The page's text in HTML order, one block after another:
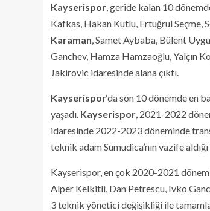
Kayserispor , geride kalan 10
Kafkas, Hakan Kutlu, Ertuğrul Seçme,
Karaman , Samet Aybaba, Bülent
Ganchev, Hamza Hamzaoğlu, Yalçın
Jakirovic idaresinde alana çıktı.
Kayserispor‘da son 10 dönemde en
yaşadı. Kayserispor , 2021-2022
idaresinde 2022-2023 döneminde
teknik adam Sumudica’nın vazife
Kayserispor, en çok 2020-2021
Alper Kelkitli, Dan Petrescu, Ivko
3 teknik yönetici değişikliği ile